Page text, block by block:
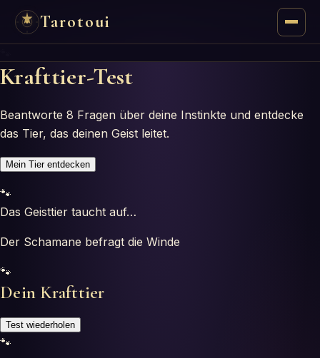
Tarotoui
Tarot
Oráculos
Astrologia
Horóscopos
Testes
Krafttier-Test
Beantworte 8 Fragen über deine Instinkte und entdecke
das Tier, das deinen Geist leitet.
Mein Tier entdecken
🐾
Das Geisttier taucht auf…
Der Schamane befragt die Winde
🐾
Dein Krafttier
Test wiederholen
🐾